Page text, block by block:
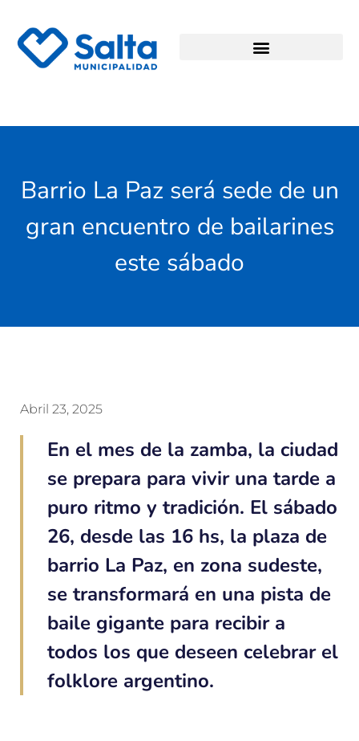
Barrio La Paz será sede de un
gran encuentro de bailarines
este sábado
Abril 23, 2025
En el mes de la zamba, la ciudad
se prepara para vivir una tarde a
puro ritmo y tradición. El sábado
26, desde las 16 hs, la plaza de
barrio La Paz, en zona sudeste,
se transformará en una pista de
baile gigante para recibir a
todos los que deseen celebrar el
folklore argentino.